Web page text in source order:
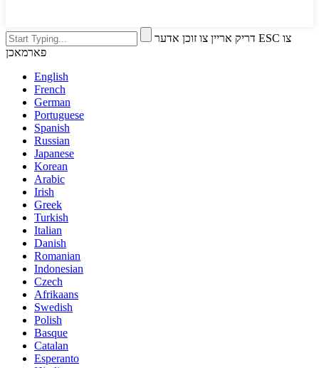
דריק אריין צו זוכן אדער ESC צו
פארמאכן
English
French
German
Portuguese
Spanish
Russian
Japanese
Korean
Arabic
Irish
Greek
Turkish
Italian
Danish
Romanian
Indonesian
Czech
Afrikaans
Swedish
Polish
Basque
Catalan
Esperanto